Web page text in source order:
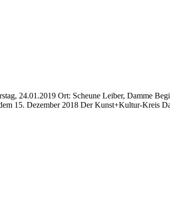
24.01.2019 Ort: Scheune Leiber, Damme
15. Dezember 2018 Der Kunst+Kultur-Kreis